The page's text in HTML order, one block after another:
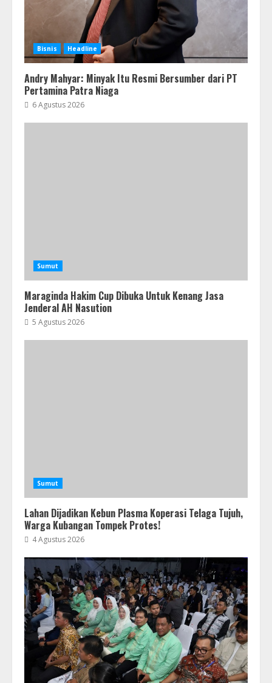
Bisnis Headline
Andry Mahyar: Minyak Itu Resmi Bersumber dari PT
Pertamina Patra Niaga
6 Agustus 2026
Sumut
Maraginda Hakim Cup Dibuka Untuk Kenang Jasa
Jenderal AH Nasution
5 Agustus 2026
Sumut
Lahan Dijadikan Kebun Plasma Koperasi Telaga Tujuh,
Warga Kubangan Tompek Protes!
4 Agustus 2026